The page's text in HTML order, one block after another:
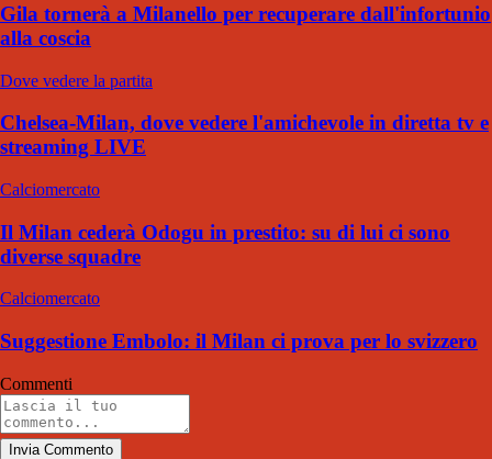
Gila tornerà a Milanello per recuperare dall'infortunio
alla coscia
Dove vedere la partita
Chelsea-Milan, dove vedere l'amichevole in diretta tv e
streaming LIVE
Calciomercato
Il Milan cederà Odogu in prestito: su di lui ci sono
diverse squadre
Calciomercato
Suggestione Embolo: il Milan ci prova per lo svizzero
Commenti
Invia Commento